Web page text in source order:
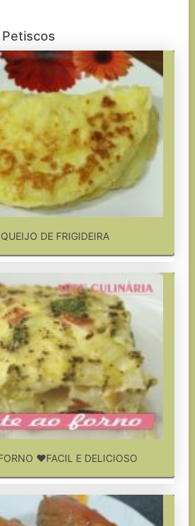
DE FRIGIDEIRA
❤FACIL E DELICIOSO